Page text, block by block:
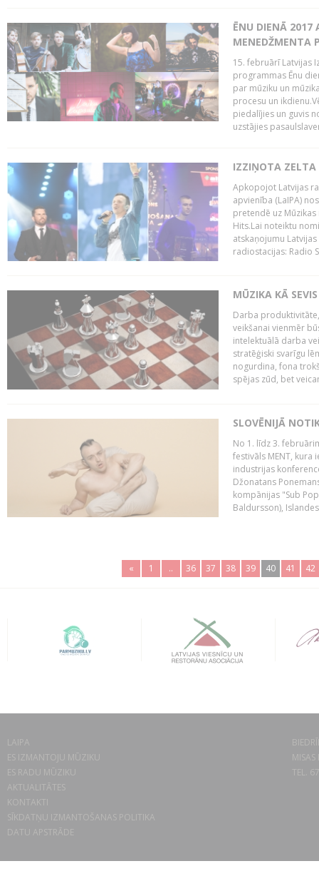
ĒNU DIENĀ 2017
MENEDŽMENTA
15. februārī Latvijas
programmas Ēnu
par mūziku un
procesu un
piedalījies un guvis
uzstājies
IZZIŅOTA ZELTA
Apkopojot Latvijas
apvienība (LaIPA)
pretendē uz
Hits.Lai noteiktu
atskaņojumu
radiostacijas: Radio
MŪZIKA KĀ
Darba
veikšanai vienmēr
intelektuālā darba
stratēģiski svarīgu
nogurdina, fona
spējas zūd, bet
SLOVĒNIJĀ
No 1. līdz 3.
festivāls MENT, kura
industrijas
Džonatans
kompānijas "Sub
Baldursson),
« 1 .. 36 37 38 39 40 41 42
LAIPA
ES IZMANTOJU MŪZIKU
ES RADU MŪZIKU
AKTUALITĀTES
KONTAKTI
SĪKDATŅU IZMANTOŠANAS POLITIKA
DATU APSTRĀDE
TEL.